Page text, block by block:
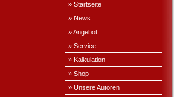
» Startseite
» News
» Angebot
» Service
» Kalkulation
» Shop
» Unsere Autoren